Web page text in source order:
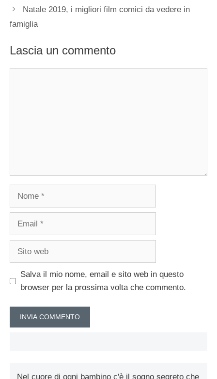
Natale 2019, i migliori film comici da vedere in
famiglia
Lascia un commento
Nome
Email
Sito
Salva il mio nome, email e sito web in questo
browser per la prossima volta che commento.
Nel cuore di ogni bambino c'è il sogno segreto che